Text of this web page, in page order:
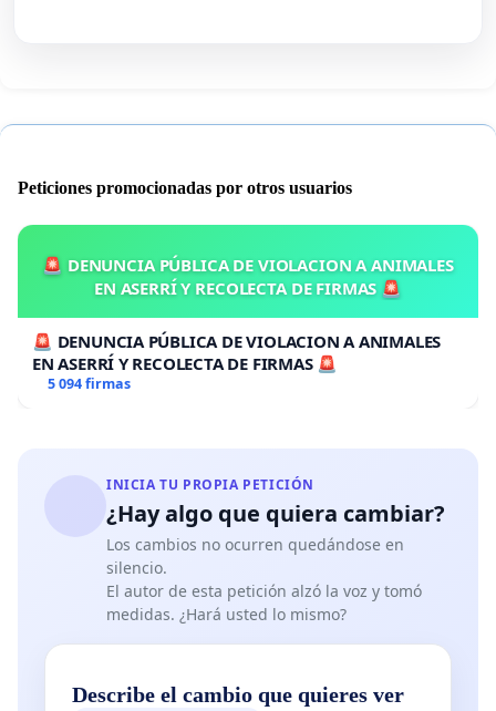
Peticiones promocionadas por otros usuarios
🚨 DENUNCIA PÚBLICA DE VIOLACION A ANIMALES
EN ASERRÍ Y RECOLECTA DE FIRMAS 🚨
🚨 DENUNCIA PÚBLICA DE VIOLACION A ANIMALES
EN ASERRÍ Y RECOLECTA DE FIRMAS 🚨
5 094 firmas
INICIA TU PROPIA PETICIÓN
¿Hay algo que quiera cambiar?
Los cambios no ocurren quedándose en
silencio.
El autor de esta petición alzó la voz y tomó
medidas. ¿Hará usted lo mismo?
Describe el cambio que quieres ver